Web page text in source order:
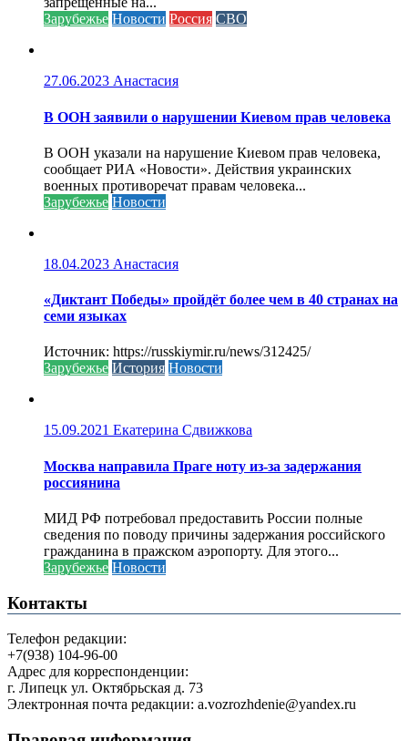
Зарубежье Новости Россия СВО
27.06.2023 Анастасия
В ООН заявили о нарушении Киевом прав человека
В ООН указали на нарушение Киевом прав человека,
сообщает РИА «Новости». Действия украинских
военных противоречат правам человека...
Зарубежье Новости
18.04.2023 Анастасия
«Диктант Победы» пройдёт более чем в 40 странах на
семи языках
Источник: https://russkiymir.ru/news/312425/
Зарубежье История Новости
15.09.2021 Екатерина Сдвижкова
Москва направила Праге ноту из-за задержания
россиянина
МИД РФ потребовал предоставить России полные
сведения по поводу причины задержания российского
гражданина в пражском аэропорту. Для этого...
Зарубежье Новости
Контакты
Телефон редакции:
+7(938) 104-96-00
Адрес для корреспонденции:
г. Липецк ул. Октябрьская д. 73
Электронная почта редакции: a.vozrozhdenie@yandex.ru